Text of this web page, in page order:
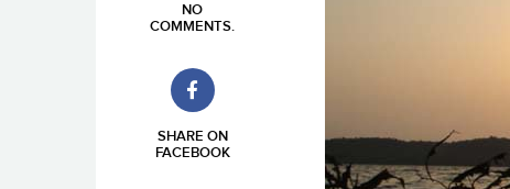
NO
COMMENTS.
SHARE ON
FACEBOOK